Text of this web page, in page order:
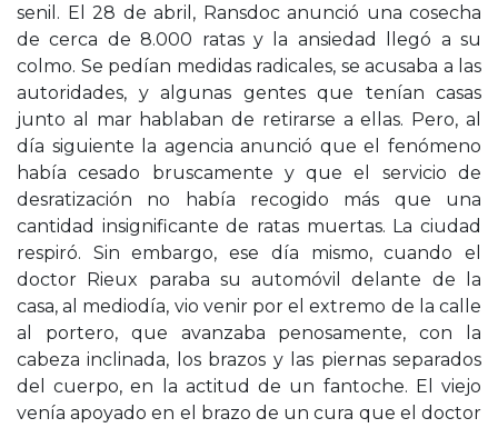
senil. El 28 de abril, Ransdoc anunció una cosecha
de cerca de 8.000 ratas y la ansiedad llegó a su
colmo. Se pedían medidas radicales, se acusaba a las
autoridades, y algunas gentes que tenían casas
junto al mar hablaban de retirarse a ellas. Pero, al
día siguiente la agencia anunció que el fenómeno
había cesado bruscamente y que el servicio de
desratización no había recogido más que una
cantidad insignificante de ratas muertas. La ciudad
respiró. Sin embargo, ese día mismo, cuando el
doctor Rieux paraba su automóvil delante de la
casa, al mediodía, vio venir por el extremo de la calle
al portero, que avanzaba penosamente, con la
cabeza inclinada, los brazos y las piernas separados
del cuerpo, en la actitud de un fantoche. El viejo
venía apoyado en el brazo de un cura que el doctor